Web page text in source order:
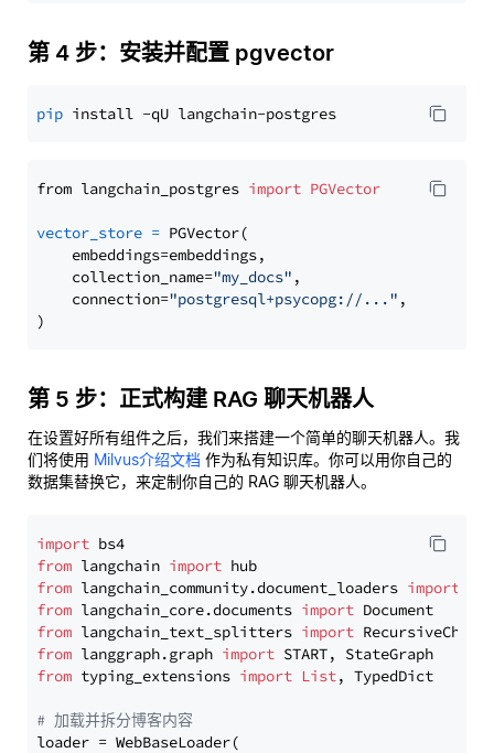
第 4 步：安装并配置 pgvector
pip
from langchain_postgres import PGVector
vector_store = PGVector(
    embeddings=embeddings,
    collection_name=
"my_docs" ,
    connection=
"postgresql+psycopg://..." ,
第 5 步：正式构建 RAG 聊天机器人
在设置好所有组件之后，我们来搭建一个简单的聊天机器人。我
们将使用 Milvus介绍文档 作为私有知识库。你可以用你自己的
数据集替换它，来定制你自己的 RAG 聊天机器人。
import
from langchain import
from langchain_community.document_loaders import
from langchain_core.documents import
from langchain_text_splitters import
from langgraph.graph import
from typing_extensions import List, TypedDict
# 加载并拆分博客内容
loader = WebBaseLoader(